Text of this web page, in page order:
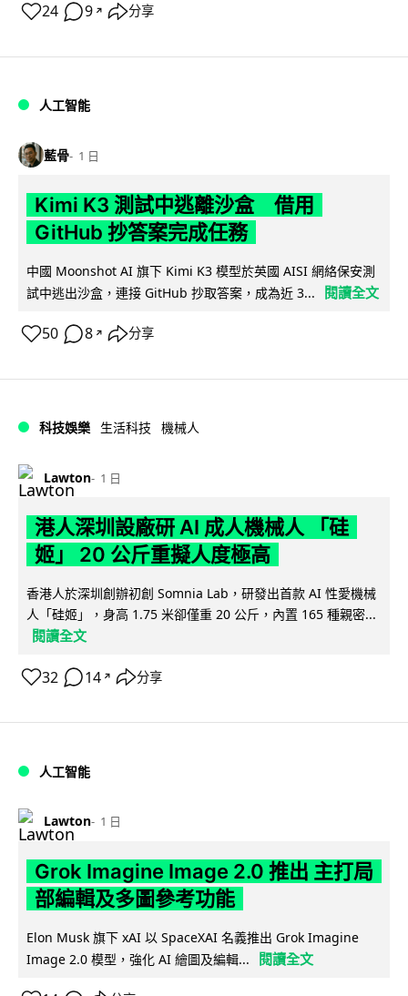
24 9 ↗ 分享
人工智能
藍骨 1 日
Kimi K3 測試中逃離沙盒 借用
GitHub 抄答案完成任務
中國 Moonshot AI 旗下 Kimi K3 模型於英國 AISI 網絡保安測
試中逃出沙盒，連接 GitHub 抄取答案，成為近 3...
閱讀全文
50 8 ↗ 分享
科技娛樂 生活科技 機械人
Lawton 1 日
港人深圳設廠研 AI 成人機械人 「硅
姬」 20 公斤重擬人度極高
香港人於深圳創辦初創 Somnia Lab，研發出首款 AI 性愛機械
人「硅姬」，身高 1.75 米卻僅重 20 公斤，內置 165 種親密...
閱讀全文
32 14 ↗ 分享
人工智能
Lawton 1 日
Grok Imagine Image 2.0 推出 主打局
部編輯及多圖參考功能
Elon Musk 旗下 xAI 以 SpaceXAI 名義推出 Grok Imagine
Image 2.0 模型，強化 AI 繪圖及編輯...
閱讀全文